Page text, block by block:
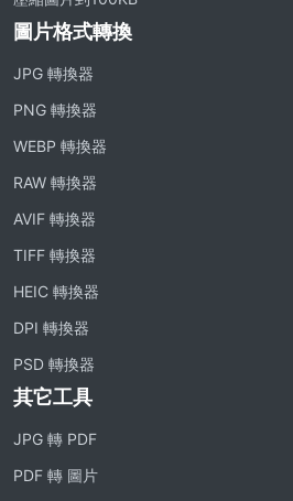
圖片格式轉換
JPG 轉換器
PNG 轉換器
WEBP 轉換器
RAW 轉換器
AVIF 轉換器
TIFF 轉換器
HEIC 轉換器
DPI 轉換器
PSD 轉換器
其它工具
JPG 轉 PDF
PDF 轉 圖片